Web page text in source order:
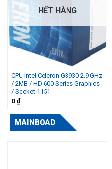
HẾT HÀNG
CPU Intel Celeron G3930 2.9 GHz
/ 2MB / HD 600 Series Graphics
/ Socket 1151
0₫
MAINBOAD